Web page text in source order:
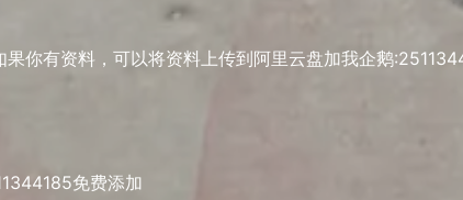
你有资料，可以将资料上传到阿里云盘加我企鹅
免费添加